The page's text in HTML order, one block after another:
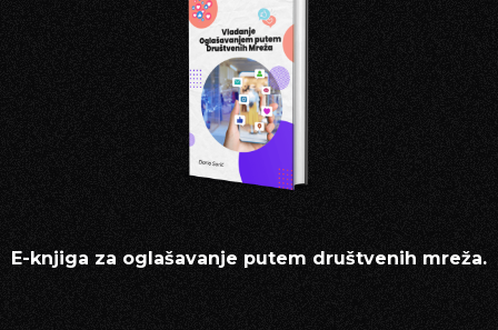
E-knjiga za oglašavanje putem društvenih mreža.